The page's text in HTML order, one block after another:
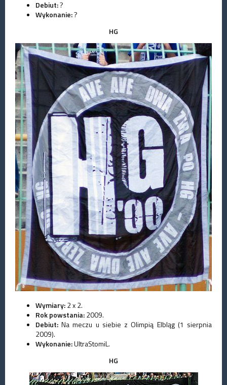
Debiut:?
Wykonanie:?
HG
Wymiary:2 x 2.
Rok powstania:2009.
Debiut: Na meczu u siebie z Olimpią Elbląg (1 sierpnia
2009).
Wykonanie:UltraStomiL.
HG